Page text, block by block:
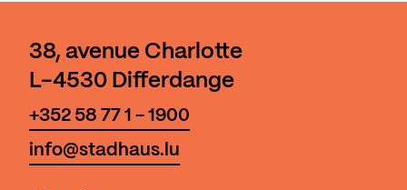
38, avenue Charlotte
L-4530 Differdange
+352 58 77 1 - 1900
info@stadhaus.lu